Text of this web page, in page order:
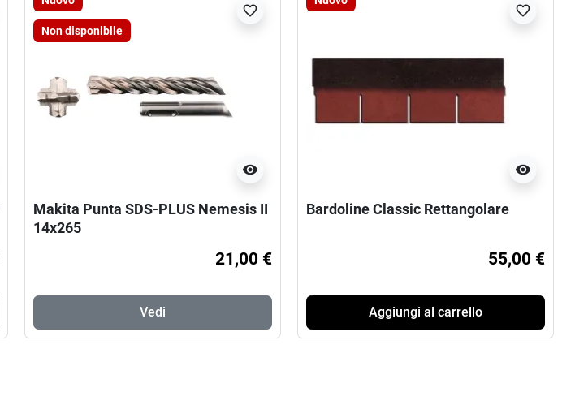
Non disponibile
visibility
favorite_border
Makita Punta SDS-PLUS Nemesis II
14x265
21,00 €
Vedi
visibility
favorite_border
Bardoline Classic Rettangolare
55,00 €
Aggiungi al carrello